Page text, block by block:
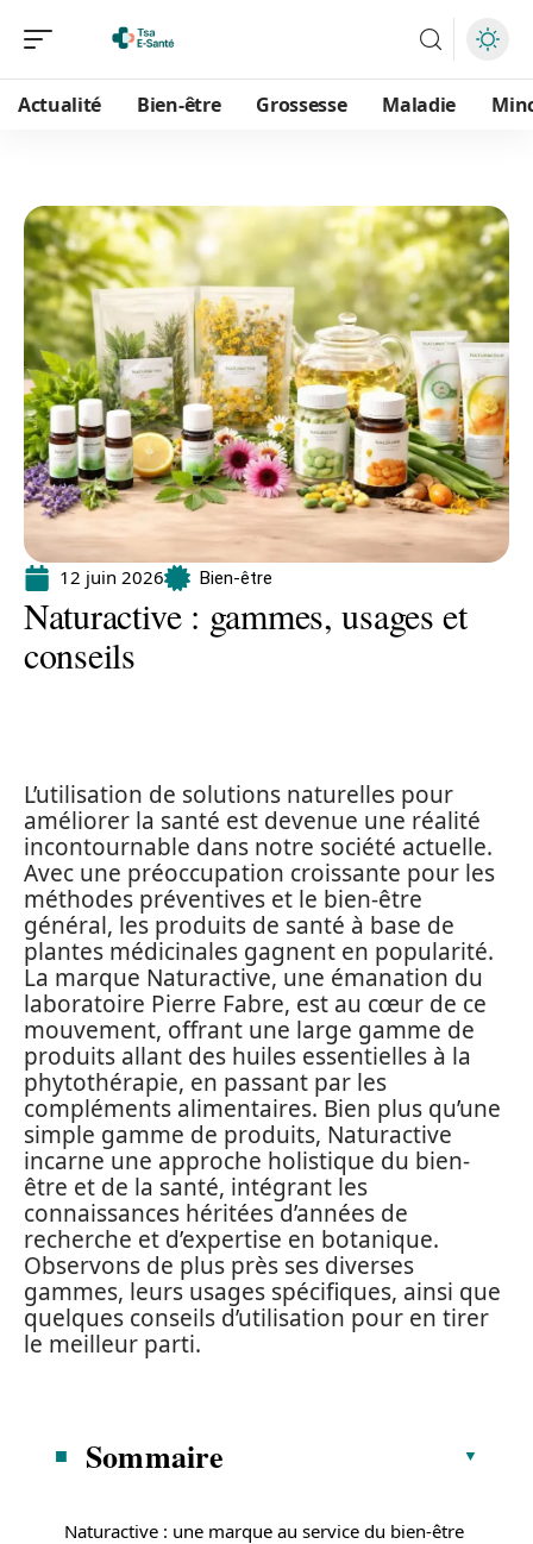
Actualité Bien-être Grossesse Maladie
12 juin 2026 Bien-être
Naturactive : gammes, usages et
conseils
L’utilisation de solutions naturelles pour
améliorer la santé est devenue une réalité
incontournable dans notre société actuelle.
Avec une préoccupation croissante pour les
méthodes préventives et le bien-être
général, les produits de santé à base de
plantes médicinales gagnent en popularité.
La marque Naturactive, une émanation du
laboratoire Pierre Fabre, est au cœur de ce
mouvement, offrant une large gamme de
produits allant des huiles essentielles à la
phytothérapie, en passant par les
compléments alimentaires. Bien plus qu’une
simple gamme de produits, Naturactive
incarne une approche holistique du bien-
être et de la santé, intégrant les
connaissances héritées d’années de
recherche et d’expertise en botanique.
Observons de plus près ses diverses
gammes, leurs usages spécifiques, ainsi que
quelques conseils d’utilisation pour en tirer
le meilleur parti.
Sommaire
Naturactive : une marque au service du bien-être